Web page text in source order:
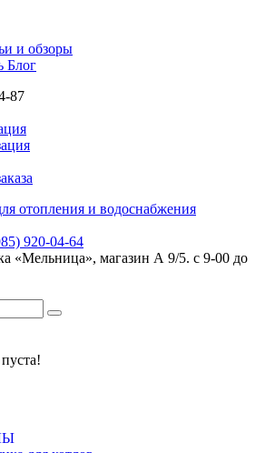
и обзоры
Блог
87
920-04-64
«Мельница», магазин А 9/5. с 9-00 до